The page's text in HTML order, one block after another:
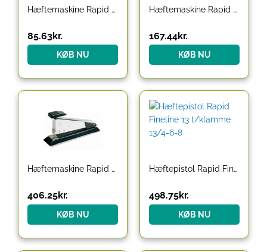
Hæftemaskine Rapid F16 sort, t/klamme 24/6-26/6
85.63kr.
KØB NU
Hæftemaskine Rapid F30 24/6 – 26/6 Flat-clinch sort
167.44kr.
KØB NU
Hæftemaskine Rapid K2 Classic
406.25kr.
KØB NU
Hæftepistol Rapid Fineline 13 t/klamme 13/4-6-8
498.75kr.
KØB NU